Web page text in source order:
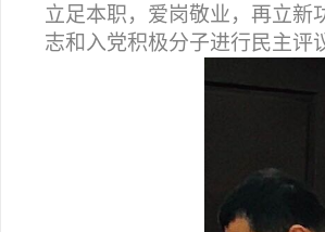
立足本职，爱岗敬业，再立新
志和入党积极分子进行民主评